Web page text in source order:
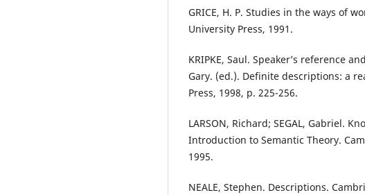
GRICE, H. P. Studies in the ways of
University Press, 1991.
KRIPKE, Saul. Speaker’s reference
Gary. (ed.). Definite descriptions: a
Press, 1998, p. 225-256.
LARSON, Richard; SEGAL, Gabriel.
Introduction to Semantic Theory.
1995.
NEALE, Stephen. Descriptions.